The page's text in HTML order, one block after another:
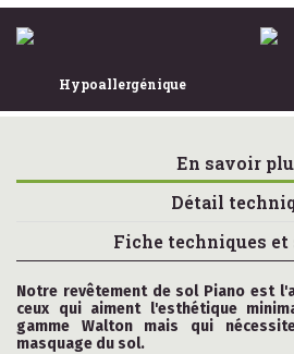
Impact qualité air
En savoir
Détail
Fiche techniques et
Notre revêtement de sol Piano est
ceux qui aiment l'esthétique
gamme Walton mais qui
masquage du sol.